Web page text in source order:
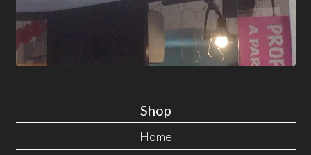
Shop
Home